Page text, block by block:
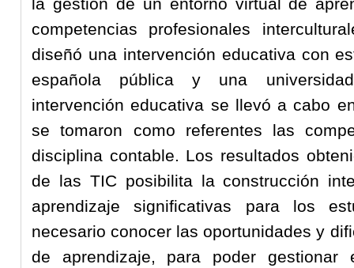
la gestión de un entorno virtual de
competencias profesionales
diseñó una intervención educativa con
española pública y una
intervención educativa se llevó a cabo
se tomaron como referentes las
disciplina contable. Los resultados
de las TIC posibilita la construcción
aprendizaje significativas para los
necesario conocer las oportunidades y
de aprendizaje, para poder gestionar